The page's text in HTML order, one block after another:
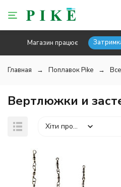
Магазин працює
Главная Поплавок Pike
Вертлюжки и
Хіти продажів